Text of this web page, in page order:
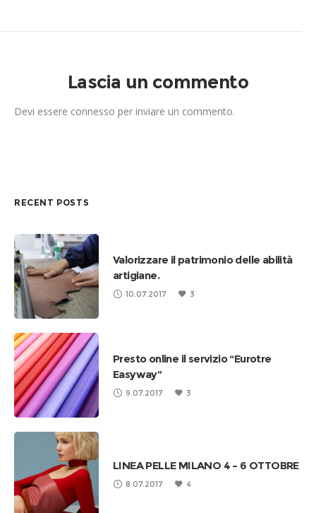
Lascia un commento
Devi essere connesso per inviare un commento.
RECENT POSTS
Valorizzare il patrimonio delle abilità
artigiane.
10.07.2017 3
Presto online il servizio “Eurotre
Easyway”
9.07.2017 3
LINEA PELLE MILANO 4 – 6 OTTOBRE
8.07.2017 4